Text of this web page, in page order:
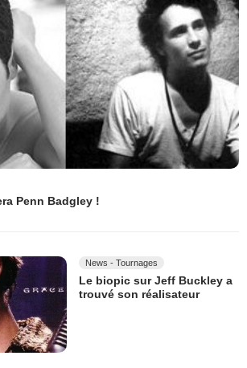
Penn Badgley !
News - Tournages
Le biopic sur Jeff Buckley a
trouvé son réalisateur